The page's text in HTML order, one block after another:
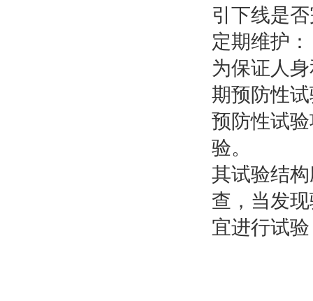
引下线是
定期维护：
为保证人
期预防性
预防性试
验。
其试验结
查，当发
宜进行试